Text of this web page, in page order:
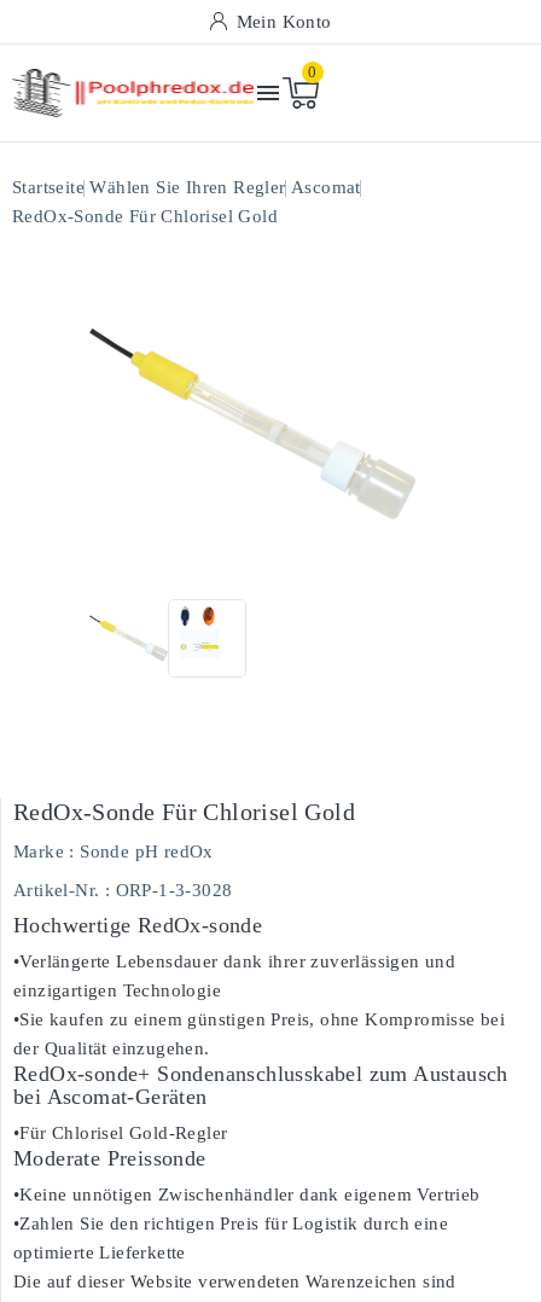
Mein Konto

0
Startseite Wählen Sie Ihren Regler Ascomat
RedOx-Sonde Für Chlorisel Gold
RedOx-Sonde Für Chlorisel Gold
Marke : Sonde pH redOx
Artikel-Nr. : ORP-1-3-3028
Hochwertige RedOx-sonde
•Verlängerte Lebensdauer dank ihrer zuverlässigen und
einzigartigen Technologie
•Sie kaufen zu einem günstigen Preis, ohne Kompromisse bei
der Qualität einzugehen.
RedOx-sonde+ Sondenanschlusskabel zum Austausch
bei Ascomat-Geräten
•Für Chlorisel Gold-Regler
Moderate Preissonde
•Keine unnötigen Zwischenhändler dank eigenem Vertrieb
•Zahlen Sie den richtigen Preis für Logistik durch eine
optimierte Lieferkette
Die auf dieser Website verwendeten Warenzeichen sind